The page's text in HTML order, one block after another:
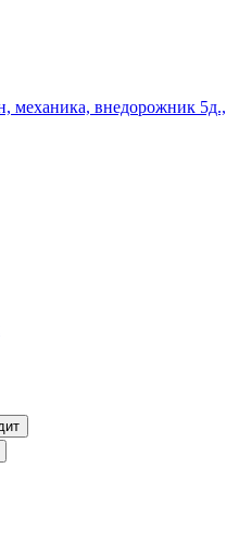
механика, внедорожник 5д.,